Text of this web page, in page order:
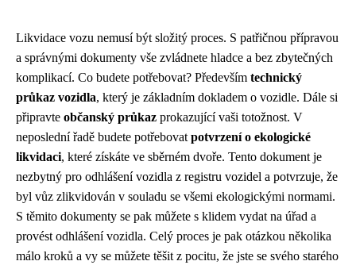
Likvidace vozu nemusí být složitý proces. S patřičnou přípravou
a správnými dokumenty vše zvládnete hladce a bez zbytečných
komplikací. Co budete potřebovat? Především technický
průkaz vozidla, který je základním dokladem o vozidle. Dále si
připravte občanský průkaz prokazující vaši totožnost. V
neposlední řadě budete potřebovat potvrzení o ekologické
likvidaci, které získáte ve sběrném dvoře. Tento dokument je
nezbytný pro odhlášení vozidla z registru vozidel a potvrzuje, že
byl vůz zlikvidován v souladu se všemi ekologickými normami.
S těmito dokumenty se pak můžete s klidem vydat na úřad a
provést odhlášení vozidla. Celý proces je pak otázkou několika
málo kroků a vy se můžete těšit z pocitu, že jste se svého starého